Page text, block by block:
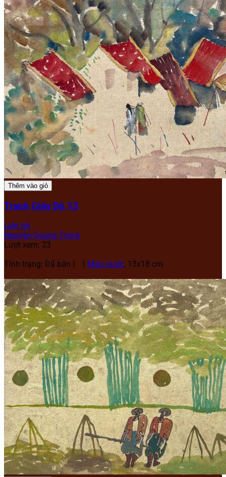
Thêm vào giỏ
Tranh Giấy Dó 13
Liên hệ
Nguyễn Quang Trung
Lượt xem: 23
Tình trạng: Đã bán
Màu nước, 13x18 cm